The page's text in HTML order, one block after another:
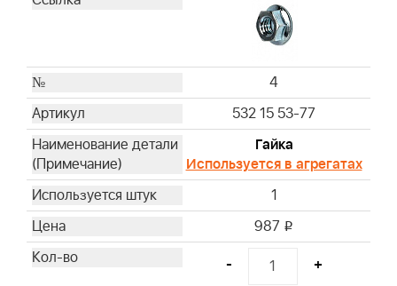
4
532 15 53-77
Гайка
Используется в агрегатах
1
987 i
- +